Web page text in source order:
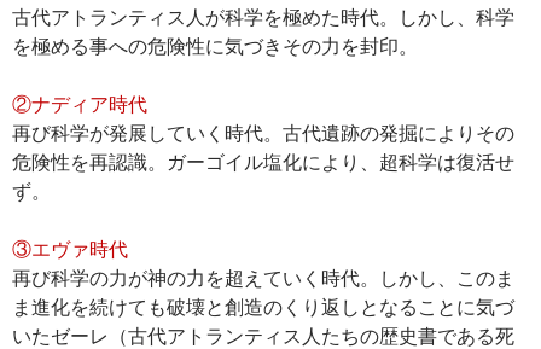
古代アトランティス人が科学を極めた時代。しかし、科学
を極める事への危険性に気づきその力を封印。
②ナディア時代
再び科学が発展していく時代。古代遺跡の発掘によりその
危険性を再認識。ガーゴイル塩化により、超科学は復活せ
ず。
③エヴァ時代
再び科学の力が神の力を超えていく時代。しかし、このま
ま進化を続けても破壊と創造のくり返しとなることに気づ
いたゼーレ（古代アトランティス人たちの歴史書である死